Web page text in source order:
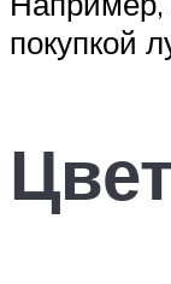
покупкой